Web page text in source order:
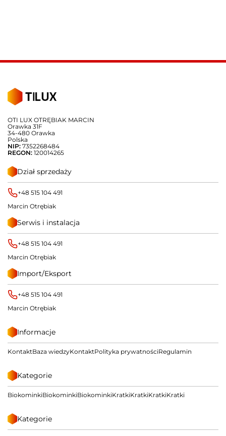
OTI LUX OTRĘBIAK MARCIN
Orawka 31F
34-480 Orawka
Polska
NIP: 7352268484
REGON: 120014265
Dział sprzedaży
+48 515 104 491
Marcin Otrębiak
Serwis i instalacja
+48 515 104 491
Marcin Otrębiak
Import/Eksport
+48 515 104 491
Marcin Otrębiak
Informacje
KontaktBaza wiedzyKontaktPolityka prywatnościRegulamin
Kategorie
BiokominkiBiokominkiBiokominkiKratkiKratkiKratkiKratki
Kategorie